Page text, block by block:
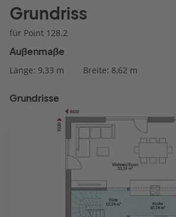
Grundriss
für Point 128.2
Außenmaße
Länge: 9,33 m Breite: 8,62 m
Grundrisse